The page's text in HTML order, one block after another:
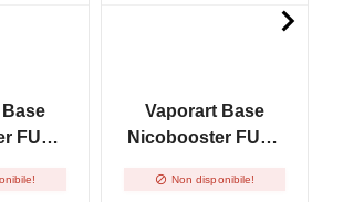
FULL
Vaporart Base
Nicobooster FULL
 Non disponibile!
